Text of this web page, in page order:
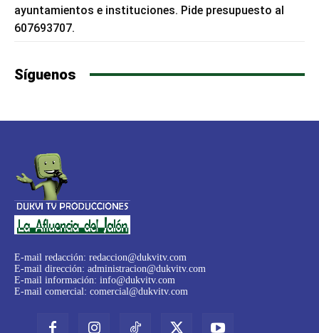
ayuntamientos e instituciones. Pide presupuesto al
607693707.
Síguenos
E-mail redacción: redaccion@dukvitv.com
E-mail dirección: administracion@dukvitv.com
E-mail información: info@dukvitv.com
E-mail comercial: comercial@dukvitv.com